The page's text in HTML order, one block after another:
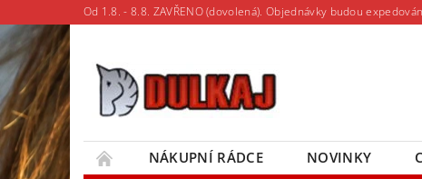
Od 1.8. - 8.8. ZAVŘENO (dovolená). Objednávky budou
NÁKUPNÍ RÁDCE NOVINKY